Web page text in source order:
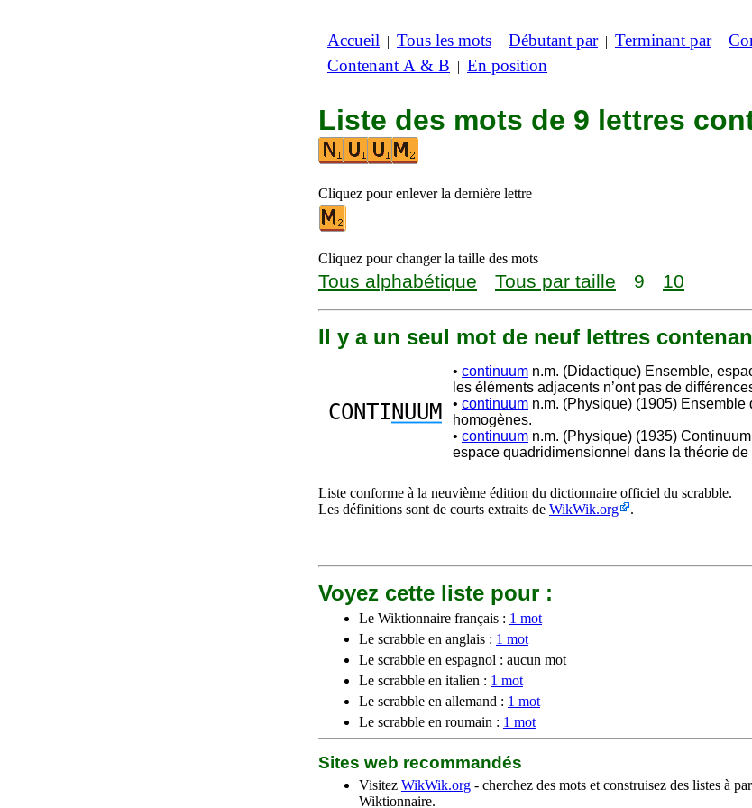
Accueil | Tous les mots | Débutant par| Terminant par|
Contenant A & B | En position
Liste des mots de 9 lettres
Cliquez pour enlever la dernière lettre
Cliquez pour changer la taille des mots
Tous alphabétique Tous par taille 9 10
Il y a un seul mot de neuf lettres
CONTI NUUM
• continuum n.m. (Didactique) Ensemble,
les éléments adjacents n’ont pas de
• continuum n.m. (Physique) (1905) Ensemble
homogènes.
• continuum n.m. (Physique) (1935)
espace quadridimensionnel dans la théorie
Liste conforme à la neuvième édition du dictionnaire officiel du scrabble.
Les définitions sont de courts extraits de WikWik.org .
Voyez cette liste pour :
Le Wiktionnaire français : 1 mot
Le scrabble en anglais : 1 mot
Le scrabble en espagnol : aucun mot
Le scrabble en italien : 1 mot
Le scrabble en allemand : 1 mot
Le scrabble en roumain : 1 mot
Sites web recommandés
Visitez WikWik.org - cherchez des mots et construisez des listes à
Wiktionnaire.